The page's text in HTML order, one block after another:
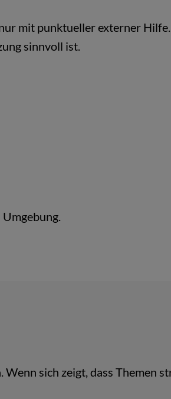
mit punktueller externer
sinnvoll ist.
sich zeigt, dass Themen